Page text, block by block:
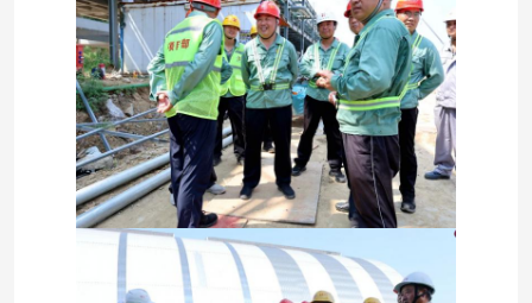
بیومتانول
اوره درجه خودرو
پلاستیک POM
الکل فورفوریل